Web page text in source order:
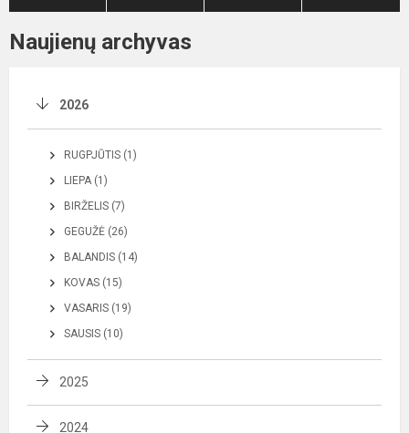
Naujienų archyvas
2026
RUGPJŪTIS (1)
LIEPA (1)
BIRŽELIS (7)
GEGUŽĖ (26)
BALANDIS (14)
KOVAS (15)
VASARIS (19)
SAUSIS (10)
2025
2024